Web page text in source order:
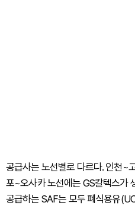
공급사는 노선별로 다르다. 인천~
포~오사카 노선에는 GS칼텍스가
공급하는 SAF는 모두 폐식용유